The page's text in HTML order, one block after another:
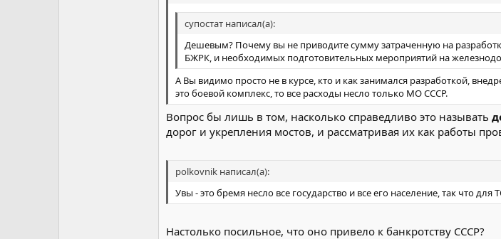
супостат написал(а):
Дешевым? Почему вы не приводите сумму затраченную на
БЖРК, и необходимых подготовительных мероприятий на
А Вы видимо просто не в курсе, кто и как занимался разработкой,
это боевой комплекс, то все расходы несло только МО СССР.
Вопрос бы лишь в том, насколько справедливо это называть
дорог и укрепления мостов, и рассматривая их как работы
polkovnik написал(а):
Увы - это бремя несло все государство и все его население, так что
Настолько посильное, что оно привело к банкротству СССР?